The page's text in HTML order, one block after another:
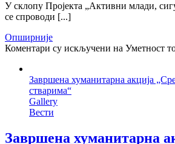
У склопу Пројекта „Активни млади,
се спроводи [...]
Опширније
Коментари су искључени на Уметност
Завршена хуманитарна акција
стварима“
Gallery
Вести
Завршена хуманитарна